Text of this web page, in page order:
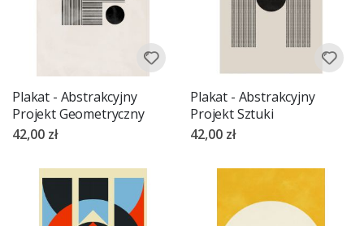
Plakat - Abstrakcyjny
Projekt Geometryczny
42,00 zł
Plakat - Abstrakcyjny
Projekt Sztuki
42,00 zł